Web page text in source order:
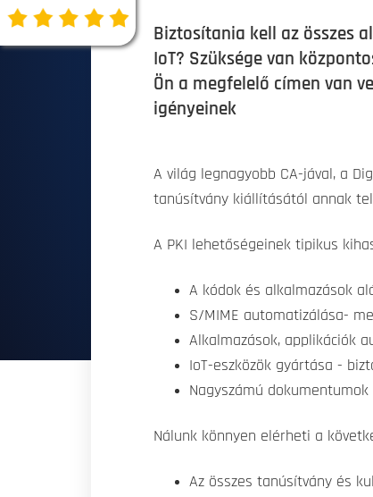
Biztosítania kell az összes
IoT? Szüksége van
Ön a megfelelő címen van
igényeinek
A világ legnagyobb CA-jával, a
tanúsítvány kiállításától annak
A PKI lehetőségeinek tipikus
A kódok és alkalmazások
S/MIME automatizálása-
Alkalmazások, applikációk
IoT-eszközök gyártása -
Nagyszámú
Nálunk könnyen elérheti a
Az összes tanúsítvány és